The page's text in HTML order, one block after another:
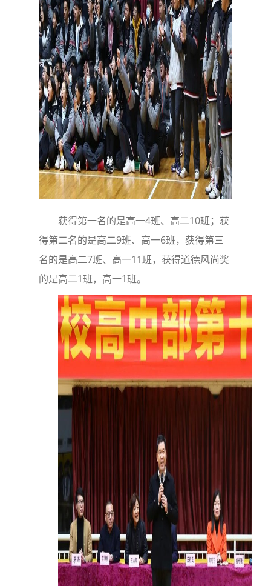
获得第一名的是高一4班、高二10班；获
得第二名的是高二9班、高一6班，获得第三
名的是高二7班、高一11班，获得道德风尚奖
的是高二1班，高一1班。